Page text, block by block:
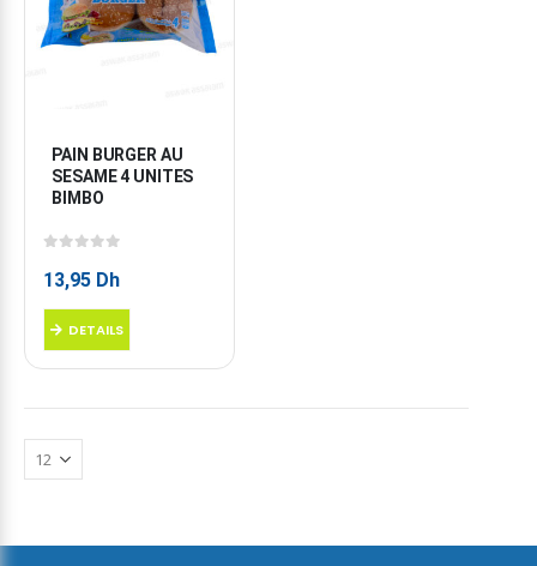
PAIN BURGER AU
SESAME 4 UNITES
BIMBO
13,95 Dh
DETAILS